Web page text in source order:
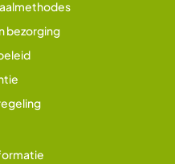
bezorging